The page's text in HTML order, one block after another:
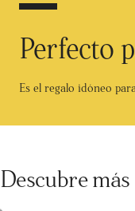
Perfecto
Es el regalo idóneo
Descubre